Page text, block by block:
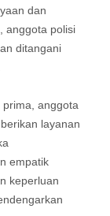
dan
anggota polisi
ditangani
anggota
layanan
empatik
keperluan